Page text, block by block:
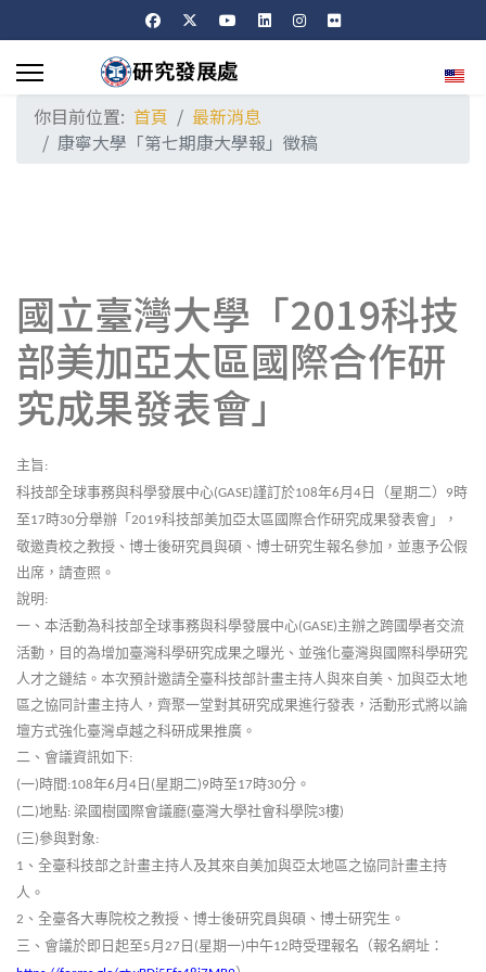
選擇
你目前位置: 首頁
最新消息
康寧大學「第七期康大學報」徵稿
國立臺灣大學「2019科技
部美加亞太區國際合作研
究成果發表會」
主旨:
科技部全球事務與科學發展中心(GASE)謹訂於108年6月4日（星期二） 9時
至17時30分舉辦「2019科技部美加亞太區國際合作研究成果發表會」，
敬邀貴校之教授、博士後研究員與碩、博士研究生報名參加，並惠予公假
出席，請查照。
說明:
一、本活動為科技部全球事務與科學發展中心(GASE)主辦之跨國學者交流
活動，目的為增加臺灣科學研究成果之曝光、並強化臺灣與國際科學研究
人才之鏈結。本次預計邀請全臺科技部計畫主持人與來自美、加與亞太地
區之協同計畫主持人，齊聚一堂對其研究成果進行發表，活動形式將以論
壇方式強化臺灣卓越之科研成果推廣。
二、會議資訊如下:
(一)時間:108年6月4日 (星期二)9時至17時30分。
(二)地點: 梁國樹國際會議廳(臺灣大學社會科學院3樓)
(三)參與對象:
1 、全臺科技部之計畫主持人及其來自美加與亞太地區之協同計畫主持
人。
2 、全臺各大專院校之教授、博士後研究員與碩、博士研究生。
三、會議於即日起至5月27 日 (星期一)中午12時受理報名 （報名網址：